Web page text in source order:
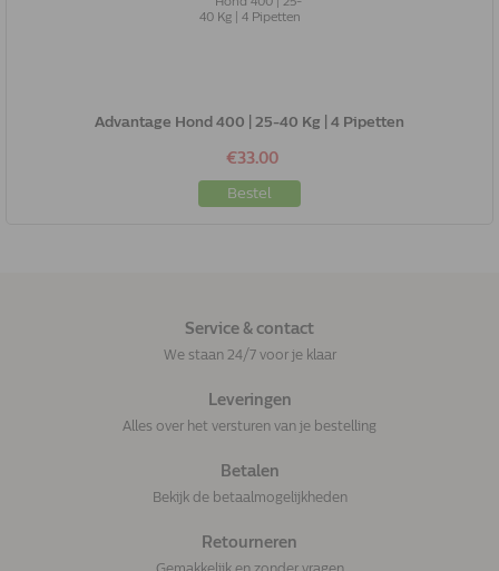
Advantage Hond 400 | 25-40 Kg | 4 Pipetten
€33.00
Bestel
Service & contact
We staan 24/7 voor je klaar
Leveringen
Alles over het versturen van je bestelling
Betalen
Bekijk de betaalmogelijkheden
Retourneren